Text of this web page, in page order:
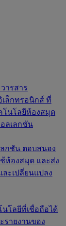
ารสาร
ล็กทรอนิกส์ ที่
โนโลยีห้องสมุด
ลเลกชัน
กชัน ตอบสนอง
ห้องสมุด และส่ง
ละเปลี่ยนแปลง
โลยีที่เชื่อถือได้
รายงานของ